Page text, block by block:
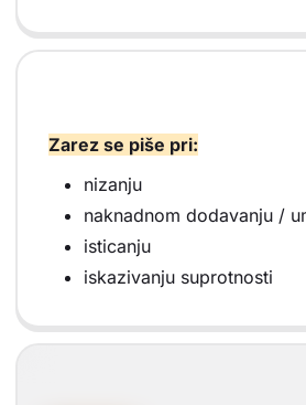
Zarez se piše pri:
nizanju
naknadnom dodavanju /
isticanju
iskazivanju suprotnosti